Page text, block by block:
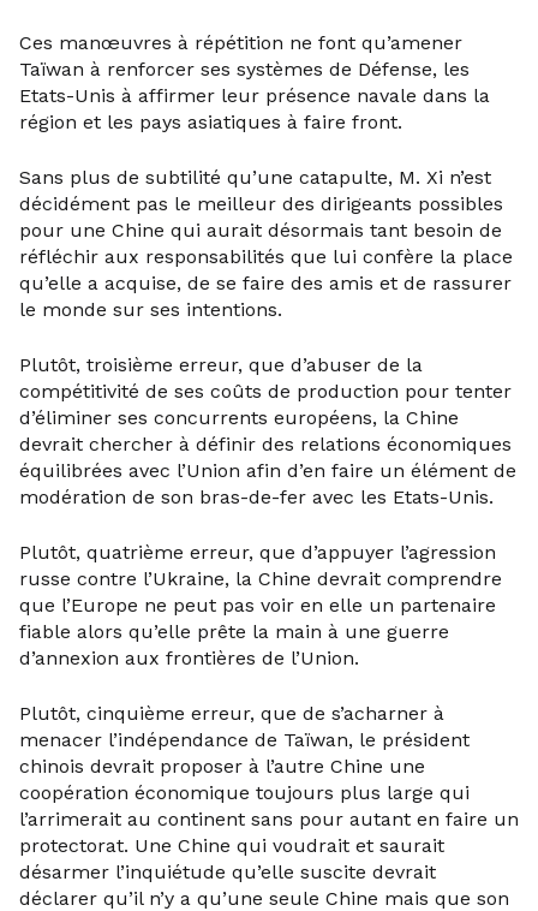
Ces manœuvres à répétition ne font qu’amener
Taïwan à renforcer ses systèmes de Défense, les
Etats-Unis à affirmer leur présence navale dans la
région et les pays asiatiques à faire front.
Sans plus de subtilité qu’une catapulte, M. Xi n’est
décidément pas le meilleur des dirigeants possibles
pour une Chine qui aurait désormais tant besoin de
réfléchir aux responsabilités que lui confère la place
qu’elle a acquise, de se faire des amis et de rassurer
le monde sur ses intentions.
Plutôt, troisième erreur, que d’abuser de la
compétitivité de ses coûts de production pour tenter
d’éliminer ses concurrents européens, la Chine
devrait chercher à définir des relations économiques
équilibrées avec l’Union afin d’en faire un élément de
modération de son bras-de-fer avec les Etats-Unis.
Plutôt, quatrième erreur, que d’appuyer l’agression
russe contre l’Ukraine, la Chine devrait comprendre
que l’Europe ne peut pas voir en elle un partenaire
fiable alors qu’elle prête la main à une guerre
d’annexion aux frontières de l’Union.
Plutôt, cinquième erreur, que de s’acharner à
menacer l’indépendance de Taïwan, le président
chinois devrait proposer à l’autre Chine une
coopération économique toujours plus large qui
l’arrimerait au continent sans pour autant en faire un
protectorat. Une Chine qui voudrait et saurait
désarmer l’inquiétude qu’elle suscite devrait
déclarer qu’il n’y a qu’une seule Chine mais que son